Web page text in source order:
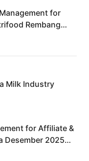
for
Rembang
Milk Industry
for Affiliate &
Desember 2025